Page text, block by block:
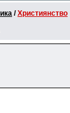
/Християнство